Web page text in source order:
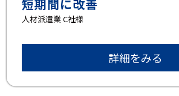
短期間に改善
⼈材派遣業 C社様
詳細をみる